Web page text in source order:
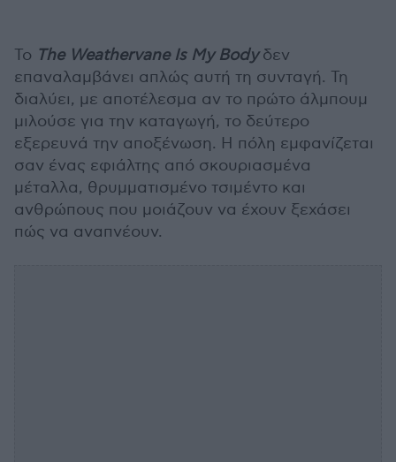
Το The Weathervane Is My Bodyδεν
επαναλαμβάνει απλώς αυτή τη συνταγή. Τη
διαλύει, με αποτέλεσμα αν το πρώτο άλμπουμ
μιλούσε για την καταγωγή, το δεύτερο
εξερευνά την αποξένωση. Η πόλη εμφανίζεται
σαν ένας εφιάλτης από σκουριασμένα
μέταλλα, θρυμματισμένο τσιμέντο και
ανθρώπους που μοιάζουν να έχουν ξεχάσει
πώς να αναπνέουν.